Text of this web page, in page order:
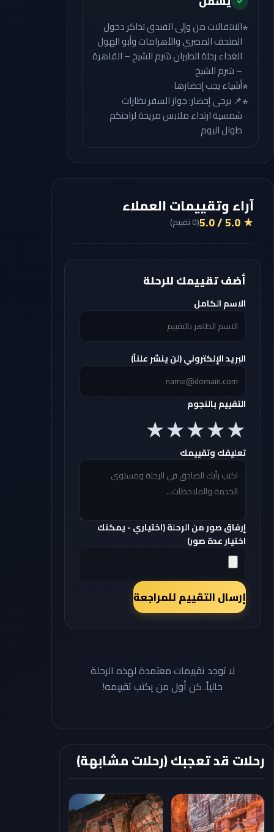
⭐الانتقالات من وإلى الفندق تذاكر دخول
المتحف المصري والأهرامات وأبو الهول
الغداء رحلة الطيران شرم الشيخ – القاهرة
– شرم الشيخ
⭐أشياء يجب إحضارها
⭐📌 يرجى إحضار: جواز السفر نظارات
شمسية ارتداء ملابس مريحة لراحتكم
طوال اليوم
آراء وتقييمات العملاء
★ 5.0 / 5.0
(
0تقييم)
أضف تقييمك للرحلة
الاسم الكامل
البريد الإلكتروني (لن ينشر علناً)
التقييم بالنجوم
تعليقك وتقييمك
إرفاق صور من الرحلة (اختياري - يمكنك
اختيار عدة صور)
إرسال التقييم للمراجعة
لا توجد تقييمات معتمدة لهذه الرحلة
حالياً. كن أول من يكتب تقييمه!
رحلات قد تعجبك (رحلات مشابهة)